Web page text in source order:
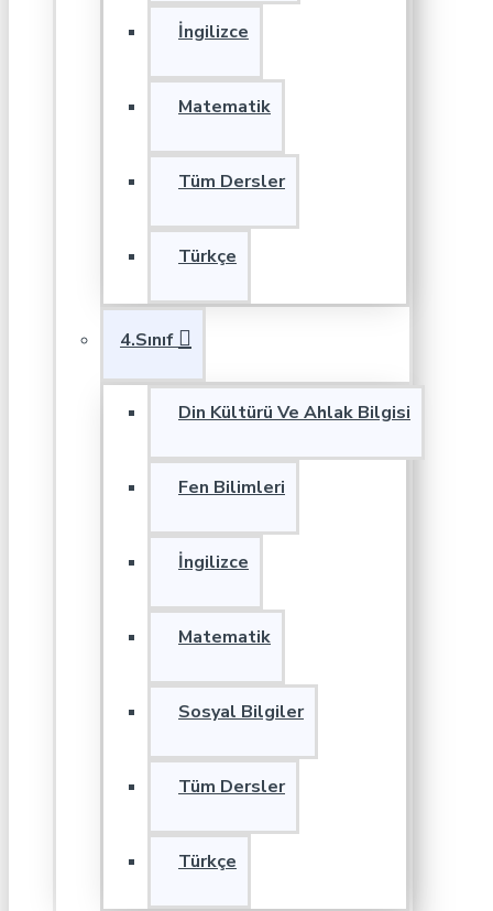
İngilizce
Matematik
Tüm Dersler
Türkçe
4.Sınıf
Din Kültürü Ve Ahlak Bilgisi
Fen Bilimleri
İngilizce
Matematik
Sosyal Bilgiler
Tüm Dersler
Türkçe